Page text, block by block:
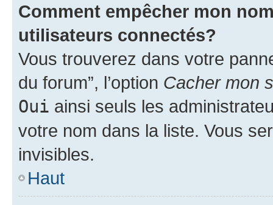
Comment empêcher mon
utilisateurs connectés?
Vous trouverez dans votre
du forum”, l’option Cacher mon
Oui ainsi seuls les
votre nom dans la liste. Vous
invisibles.
Haut